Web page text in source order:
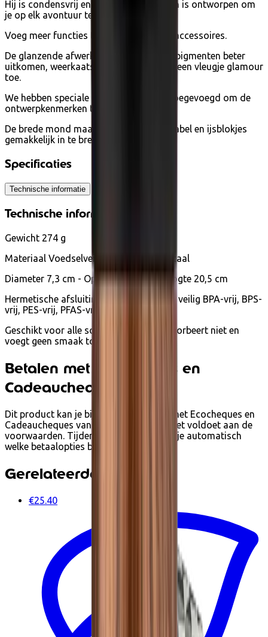
Hij is condensvrij en ruimtebesparend en is ontworpen om
je op elk avontuur te volgen.
Voeg meer functies toe met doppen en accessoires.
De glanzende afwerking laat kleuren en pigmenten beter
uitkomen, weerkaatst het licht en voegt een vleugje glamour
toe.
We hebben speciale 3D Glossy details toegevoegd om de
ontwerpkenmerken te benadrukken.
De brede mond maakt drinken comfortabel en ijsblokjes
gemakkelijk in te brengen.
Specificaties
Technische informatie
Technische informatie
Gewicht 274 g
Materiaal Voedselveilig 18/8 roestvrij staal
Diameter 7,3 cm - Opening 3,3 cm - Hoogte 20,5 cm
Hermetische afsluiting: Silicone -- 100% veilig BPA-vrij, BPS-
vrij, PES-vrij, PFAS-vrij en ftalaatvrij
Geschikt voor alle soorten dranken, absorbeert niet en
voegt geen smaak toe.
Betalen met Ecocheques en
Cadeaucheques
Dit product kan je bij Ecoshop betalen met Ecocheques en
Cadeaucheques van Edenred wanneer het voldoet aan de
voorwaarden. Tijdens het afrekenen zie je automatisch
welke betaalopties beschikbaar zijn.
Gerelateerde producten
€25.40